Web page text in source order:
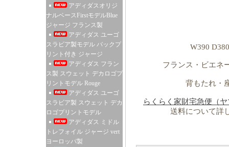
アディダスオリジ
ナルベースFirstモデルBlue
ジャージ フランス製
アディダス ユーゴ
スラビア製モデル バックプ
リント付き ジャージ
アディダス フラン
ス製 スウェット デカロゴプ
リントモデル Rouge
アディダス ユーゴ
スラビア製 スウェット デカ
ロゴプリントモデル
アディダス ミドル
トレフォイル ジャージ vert
ヨーロッパ製
W390
フランス・ビエネ
背もたれ・
らくらく家財宅急便（
送料について詳